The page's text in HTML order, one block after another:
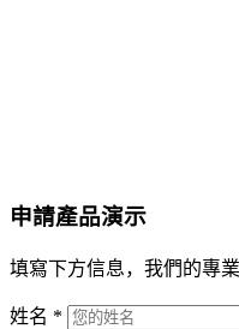
申請產品演示
填寫下方信息，我們的專
姓名 *